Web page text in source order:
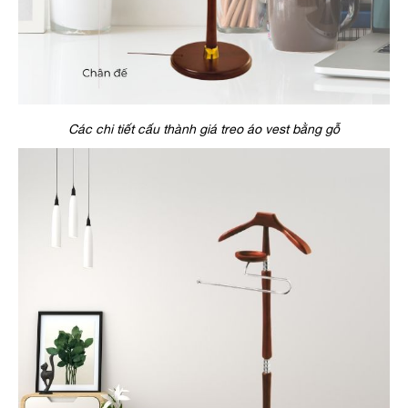
Các chi tiết cấu thành giá treo áo vest bằng gỗ